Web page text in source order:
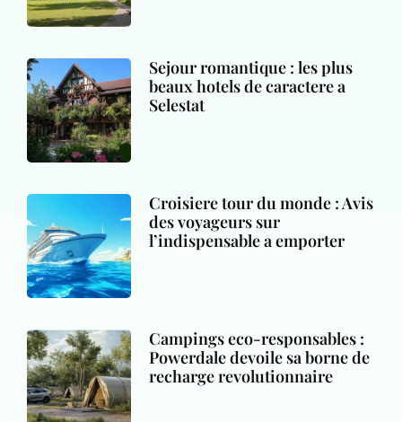
Sejour romantique : les plus
beaux hotels de caractere a
Selestat
Croisiere tour du monde : Avis
des voyageurs sur
l’indispensable a emporter
Campings eco-responsables :
Powerdale devoile sa borne de
recharge revolutionnaire